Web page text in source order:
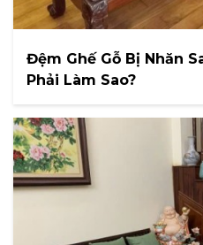
Đệm Ghế Gỗ Bị Nhăn
Phải Làm Sao?